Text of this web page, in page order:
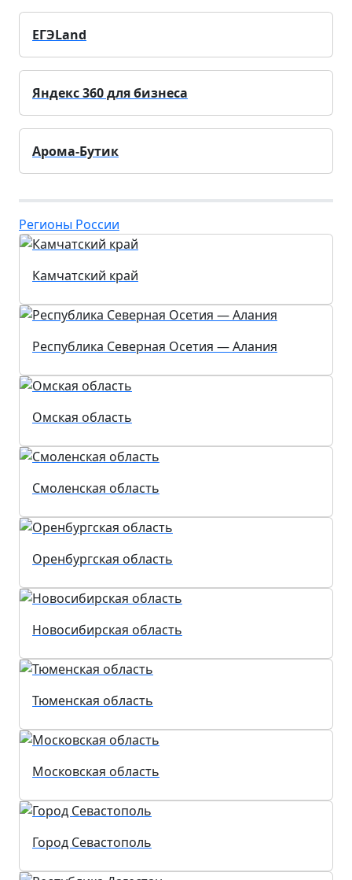
ЕГЭLand
Яндекс 360 для бизнеса
Арома-Бутик
Регионы России
Камчатский край
Республика Северная Осетия — Алания
Омская область
Смоленская область
Оренбургская область
Новосибирская область
Тюменская область
Московская область
Город Севастополь